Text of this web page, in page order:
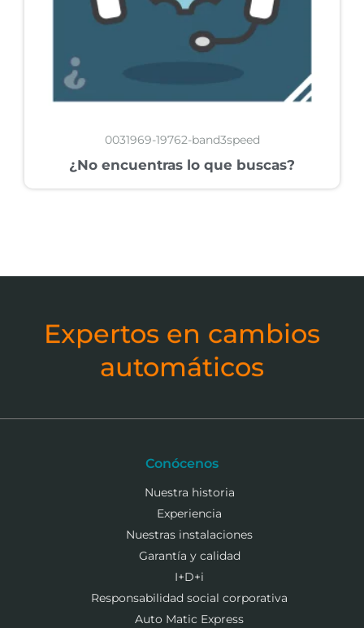
0031969-19762-band3speed
¿No encuentras lo que buscas?
Expertos en cambios
automáticos
Conócenos
Nuestra historia
Experiencia
Nuestras instalaciones
Garantía y calidad
I+D+i
Responsabilidad social corporativa
Auto Matic Express